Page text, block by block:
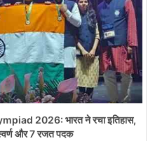
2026: भारत ने रचा इतिहास,
और 7 रजत पदक